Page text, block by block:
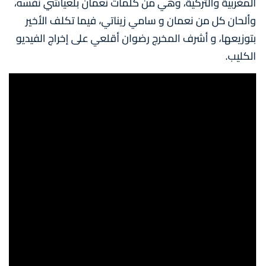
وألحان كل من نعمان و سامي زيناتي، فيما تكلف الأخير
بتوزيعها، و أشرف المخرج رضوان أقلعي على إخراج الفيديو
الكليب.